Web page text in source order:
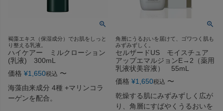
褐藻エキス（保湿成分）でお肌をしっと
り整える乳液。
ハイケアー ミルクローション
(乳液) 300mL
価格 ¥1,650税込 〜
海藻由来成分 4種 +マリンコラ
ーゲンを配合。
角層にうるおいを届けて、ゴワつく肌も
みずみずしく。
セルザードUS モイスチュア
アップエマルジョンE→2（薬用
乳液状美容液） 55mL
価格 ¥1,650税込 〜
乾燥する肌にみずみずしく広が
り、角層にすばやくうるおいを